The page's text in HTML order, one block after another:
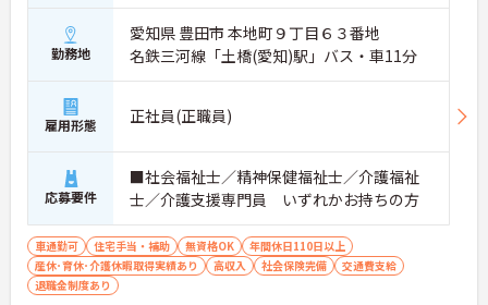
勤務地
愛知県 豊田市 本地町９丁目６３番地
名鉄三河線「土橋(愛知)駅」バス・車11分
雇用形態 正社員(正職員)
応募要件
■社会福祉士／精神保健福祉士／介護福祉
士／介護支援専門員 いずれかお持ちの方
車通勤可 住宅手当・補助 無資格OK
年間休日110日以上
産休･育休･介護休暇取得実績あり
高収入 社会保険完備
交通費支給
退職金制度あり